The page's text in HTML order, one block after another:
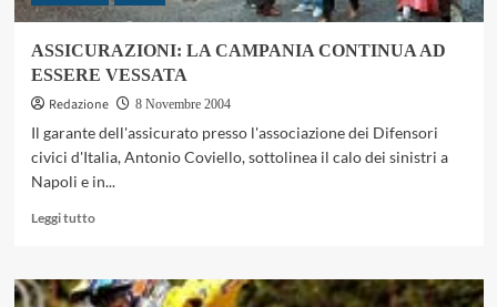
ASSICURAZIONI: LA CAMPANIA CONTINUA AD
ESSERE VESSATA
Redazione
8 Novembre 2004
Il garante dell'assicurato presso l'associazione dei Difensori
civici d'Italia, Antonio Coviello, sottolinea il calo dei sinistri a
Napoli e in...
Leggi tuttoLeggi
su
ASSICURAZIONI: